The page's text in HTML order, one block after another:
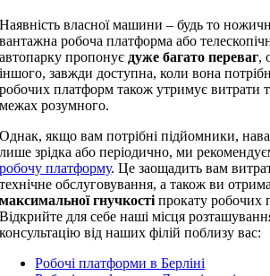
Наявність власної машини – будь то
вантажна робоча платформа або
автопарку пропонує дуже багато переваг,
іншого, завжди доступна, коли вона
робочих платформ також утримує витрати
межах розумного.
Однак, якщо вам потрібні підйомники,
лише зрідка або періодично, ми
робочу платформу. Це заощадить вам
технічне обслуговування, а також ви
максимальної гнучкості прокату
Відкрийте для себе наші місця
консультацію від наших філій поблизу вас:
Робочі платформи в Берліні